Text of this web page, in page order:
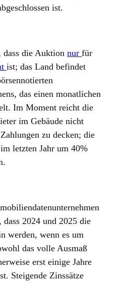
ist.
dass die Auktionnurfür
ist; das Land befindet
das einen monatlichen
Im Moment reicht die
im Gebäude nicht
zu decken; die
letzten Jahr um 40%
2024 und 2025 die
werden, wenn es um
das volle Ausmaß
erst einige Jahre
Steigende Zinssätze